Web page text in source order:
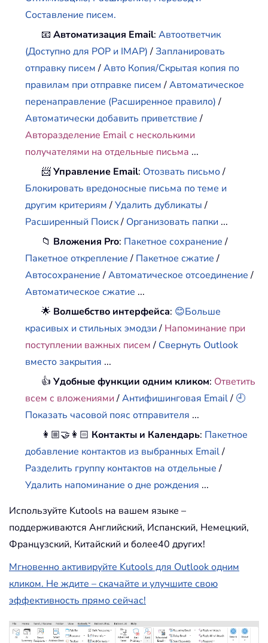
Составление писем.
📧Автоматизация Email:Автоответчик
(Доступно для POP и IMAP)/Запланировать
отправку писем/Авто Копия/Скрытая копия по
правилам при отправке писем/Автоматическое
перенаправление (Расширенное правило)/
Автоматически добавить приветствие/
Авторазделение Email с несколькими
получателями на отдельные письма ...
📨Управление Email: Отозвать письмо/
Блокировать вредоносные письма по теме и
другим критериям/Удалить дубликаты/
Расширенный Поиск/ Организовать папки ...
📁 Вложения Pro: Пакетное сохранение/
Пакетное открепление/ Пакетное сжатие/
Автосохранение/Автоматическое отсоединение/
Автоматическое сжатие ...
🌟 Волшебство интерфейса: 😊Больше
красивых и стильных эмодзи/ Напоминание при
поступлении важных писем/ Свернуть Outlook
вместо закрытия ...
👍Удобные функции одним кликом: Ответить
всем с вложениями /Антифишинговая Email/ 🕘
Показать часовой пояс отправителя ...
👩🏼‍🤝‍👩🏻 Контакты и Календарь: Пакетное
добавление контактов из выбранных Email/
Разделить группу контактов на отдельные/
Удалить напоминание о дне рождения ...
Используйте Kutools на вашем языке –
поддерживаются Английский, Испанский, Немецкий,
Французский, Китайский и более40 других!
Мгновенно активируйте Kutools для Outlook одним
кликом. Не ждите – скачайте и улучшите свою
эффективность прямо сейчас!